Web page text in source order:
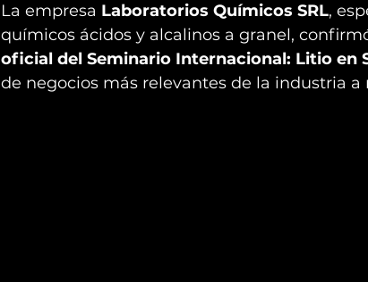
La empresa Laboratorios Químicos SRL,
químicos ácidos y alcalinos a granel,
oficial del Seminario Internacional: Litio en
de negocios más relevantes de la industria a